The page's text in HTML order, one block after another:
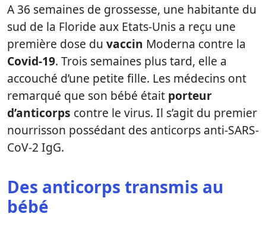
A 36 semaines de grossesse, une habitante du
sud de la Floride aux Etats-Unis a reçu une
première dose du vaccin Moderna contre la
Covid-19. Trois semaines plus tard, elle a
accouché d’une petite fille. Les médecins ont
remarqué que son bébé était porteur
d’anticorps contre le virus. Il s’agit du premier
nourrisson possédant des anticorps anti-SARS-
CoV-2 IgG.
Des anticorps transmis au
bébé